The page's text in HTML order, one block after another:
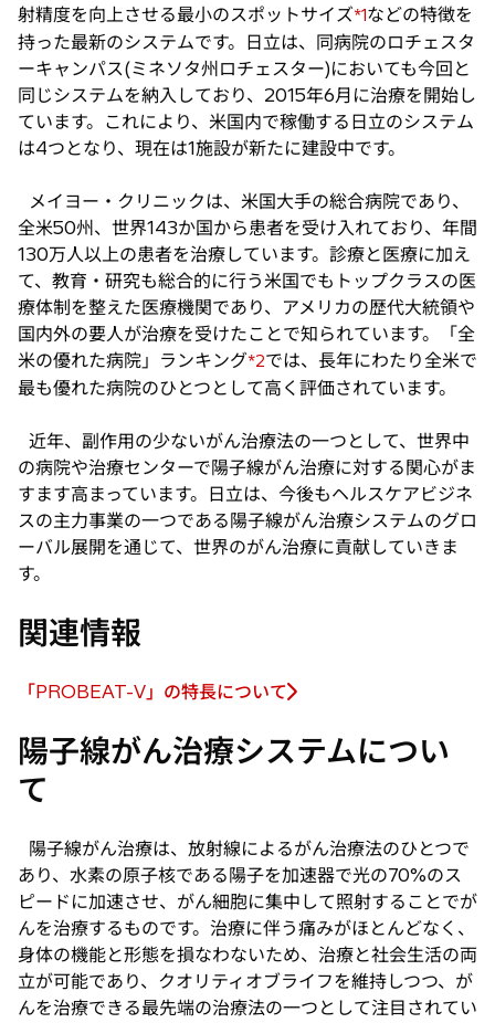
射精度を向上させる最小のスポットサイズ*1などの特徴を
持った最新のシステムです。日立は、同病院のロチェスタ
ーキャンパス(ミネソタ州ロチェスター)においても今回と
同じシステムを納入しており、2015年6月に治療を開始し
ています。これにより、米国内で稼働する日立のシステム
は4つとなり、現在は1施設が新たに建設中です。
メイヨー・クリニックは、米国大手の総合病院であり、
全米50州、世界143か国から患者を受け入れており、年間
130万人以上の患者を治療しています。診療と医療に加え
て、教育・研究も総合的に行う米国でもトップクラスの医
療体制を整えた医療機関であり、アメリカの歴代大統領や
国内外の要人が治療を受けたことで知られています。「全
米の優れた病院」ランキング*2では、長年にわたり全米で
最も優れた病院のひとつとして高く評価されています。
近年、副作用の少ないがん治療法の一つとして、世界中
の病院や治療センターで陽子線がん治療に対する関心がま
すます高まっています。日立は、今後もヘルスケアビジネ
スの主力事業の一つである陽子線がん治療システムのグロ
ーバル展開を通じて、世界のがん治療に貢献していきま
す。
関連情報
「PROBEAT-V」の特長について
い
タ
で
開
く
陽子線がん治療システムについ
て
陽子線がん治療は、放射線によるがん治療法のひとつで
あり、水素の原子核である陽子を加速器で光の70%のス
ピードに加速させ、がん細胞に集中して照射することでが
んを治療するものです。治療に伴う痛みがほとんどなく、
身体の機能と形態を損なわないため、治療と社会生活の両
立が可能であり、クオリティオブライフを維持しつつ、が
んを治療できる最先端の治療法の一つとして注目されてい